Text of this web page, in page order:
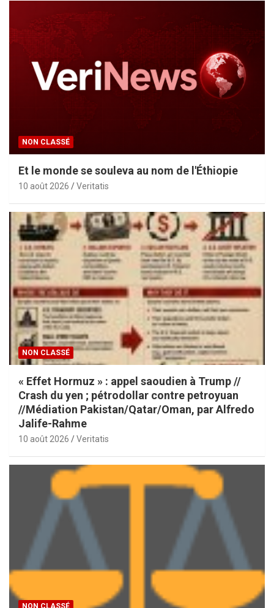
NON CLASSÉ
Et le monde se souleva au nom de l'Éthiopie
10 août 2026 Veritatis
NON CLASSÉ
« Effet Hormuz » : appel saoudien à Trump //
Crash du yen ; pétrodollar contre petroyuan
//Médiation Pakistan/Qatar/Oman, par Alfredo
Jalife-Rahme
10 août 2026 Veritatis
NON CLASSÉ